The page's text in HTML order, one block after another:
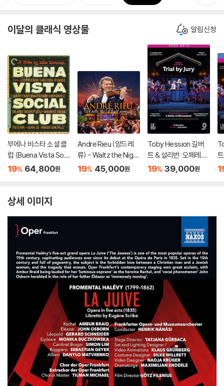
이달의 클래식 영상물 알림신청
부에나 비스타 소셜 클
럽 (Buena Vista Soci
al Club - The Criterio
19% 64,800원
Andre Rieu (앙드레
류) - Waltz the Night
Away! [DVD]
19% 45,000원
Toby Hession 길버
트 & 설리번: 오페레타 `
배심재판` 외 (Gilbert
19% 39,000원
상세 이미지